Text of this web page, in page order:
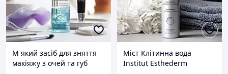
М який засіб для зняття
макіяжу з очей та губ
Міст Клітинна вода
Institut Esthederm